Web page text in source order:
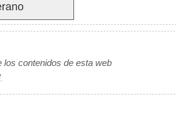
los contenidos de esta web